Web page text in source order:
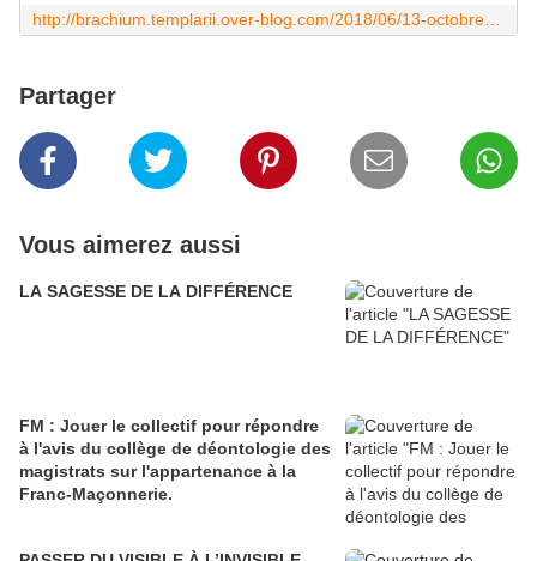
Partager
Vous aimerez aussi
LA SAGESSE DE LA DIFFÉRENCE
FM : Jouer le collectif pour répondre
à l'avis du collège de déontologie des
magistrats sur l'appartenance à la
Franc-Maçonnerie.